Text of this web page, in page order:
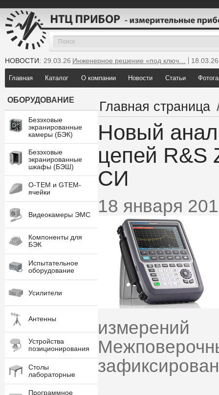
НОВОСТИ: 29.03.26 Инженерное решение «под ключ…
18.03.26
25.12.25Мы инсталлировали новую GTEM…
Главная Каталог О компании Новости Статьи
ОБОРУДОВАНИЕ
Безэховые
экранированные
камеры (БЭК)
Безэховые
экранированные
шкафы (БЭШ)
O-TEM и GTEM-
ячейки
Видеокамеры ЭМС
Компоненты для
БЭК
Испытательное
оборудование
Усилители
Антенны
Устройства
позиционирования
Столы
лабораторные
Программное
Главная страница
Новый
цепей R&S
СИ
18 января